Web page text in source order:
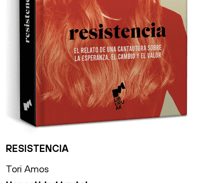
RESISTENCIA
Tori Amos